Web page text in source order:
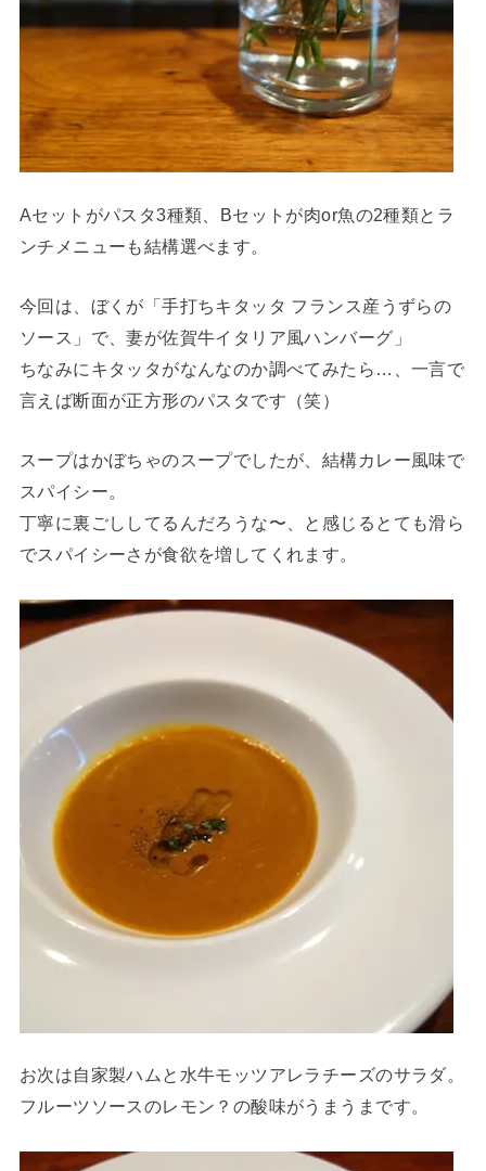
Aセットがパスタ3種類、Bセットが肉or魚の2種類とラ
ンチメニューも結構選べます。
今回は、ぼくが「手打ちキタッタ フランス産うずらの
ソース」で、妻が佐賀牛イタリア風ハンバーグ」
ちなみにキタッタがなんなのか調べてみたら…、一言で
言えば断面が正方形のパスタです（笑）
スープはかぼちゃのスープでしたが、結構カレー風味で
スパイシー。
丁寧に裏ごししてるんだろうな〜、と感じるとても滑ら
でスパイシーさが食欲を増してくれます。
お次は自家製ハムと水牛モッツアレラチーズのサラダ。
フルーツソースのレモン？の酸味がうまうまです。